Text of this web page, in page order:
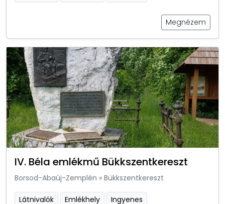
Megnézem
IV. Béla emlékmű Bükkszentkereszt
Borsod-Abaúj-Zemplén » Bükkszentkereszt
Látnivalók Emlékhely Ingyenes